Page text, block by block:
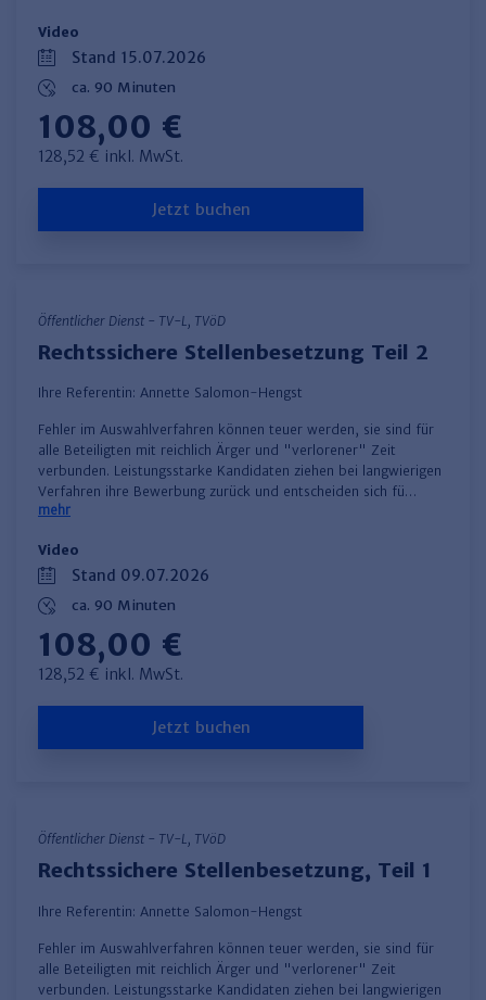
Video
Stand 15.07.2026
ca. 90 Minuten
108,00 €
128,52 € inkl. MwSt.
Jetzt buchen
Öffentlicher Dienst - TV-L, TVöD
Rechtssichere Stellenbesetzung Teil 2
Ihre Referentin: Annette Salomon-Hengst
Fehler im Auswahlverfahren können teuer werden, sie sind für
alle Beteiligten mit reichlich Ärger und "verlorener" Zeit
verbunden. Leistungsstarke Kandidaten ziehen bei langwierigen
Verfahren ihre Bewerbung zurück und entscheiden sich fü…
mehr
Video
Stand 09.07.2026
ca. 90 Minuten
108,00 €
128,52 € inkl. MwSt.
Jetzt buchen
Öffentlicher Dienst - TV-L, TVöD
Rechtssichere Stellenbesetzung, Teil 1
Ihre Referentin: Annette Salomon-Hengst
Fehler im Auswahlverfahren können teuer werden, sie sind für
alle Beteiligten mit reichlich Ärger und "verlorener" Zeit
verbunden. Leistungsstarke Kandidaten ziehen bei langwierigen